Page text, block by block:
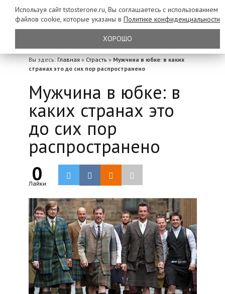
Вы здесь: Главная » Страсть » Мужчина в юбке: в каких
странах это до сих пор распространено
Мужчина в юбке: в
каких странах это
до сих пор
распространено
0
Лайки
Используя сайт tstosterone.ru, Вы соглашаетесь с использованием
файлов cookie, которые указаны в Политике конфиденциальности
ХОРОШО